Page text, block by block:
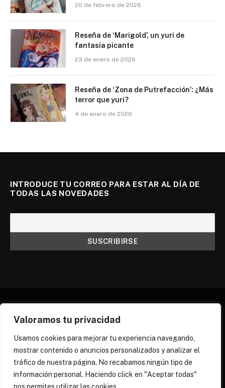
Valoramos tu privacidad
Usamos cookies para mejorar tu experiencia navegando,
mostrar contenido o anuncios personalizados y analizar el
tráfico de nuestra página. No recabamos ningún tipo de
información personal. Haciendo click en "Aceptar todas"
20 de febrero de 2026
Reseña de ‘Marigold’, un yuri de
fantasía picante
23 de enero de 2026
Reseña de ‘Zona de Putrefacción’: ¿Más
terror que yuri?
4 de enero de 2026
INTRODUCE TU CORREO PARA ESTAR AL DÍA DE
TODAS LAS NOVEDADES
(Twitter)
POLÍTICA DE COOKIES POLÍTICA DE PRIVACIDAD
PREGUNTAS FRECUENTES